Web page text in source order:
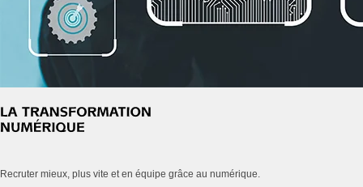
Recruter mieux, plus vite et en équipe grâce au numérique.